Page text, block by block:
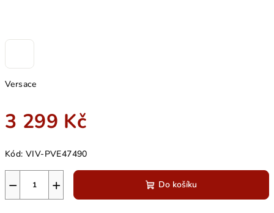
Versace
3 299 Kč
cena:
Kód: VIV-PVE47490
+
− Do košíku